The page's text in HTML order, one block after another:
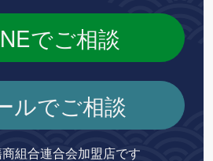
でご相談
ルでご相談
組合連合会加盟店です